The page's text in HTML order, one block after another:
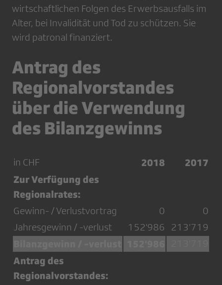
wirtschaftlichen Folgen des Erwerbsausfalls im
Alter, bei Invalidität und Tod zu schützen. Sie
wird patronal finanziert.
Antrag des
Regionalvorstandes
über die Verwendung
des Bilanzgewinns
in CHF 2018
2017
Zur Verfügung des
Regionalrates:
Gewinn- / Verlustvortrag 0
0
Jahresgewinn / -verlust
152'986 213’719
Antrag des
Regionalvorstandes: